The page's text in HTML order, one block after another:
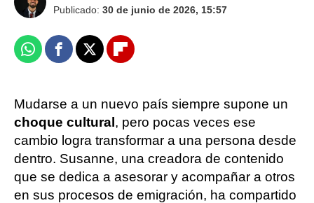
Publicado: 30 de junio de 2026, 15:57
WhatsappFacebook
X Flipboard
Mudarse a un nuevo país siempre supone un
choque cultural , pero pocas veces ese
cambio logra transformar a una persona desde
dentro. Susanne, una creadora de contenido
que se dedica a asesorar y acompañar a otros
en sus procesos de emigración, ha compartido